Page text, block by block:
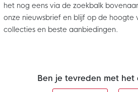
het nog eens via de zoekbalk
onze nieuwsbrief en blijf op de hoogte
collecties en beste aanbiedingen.
Ben je tevreden met het